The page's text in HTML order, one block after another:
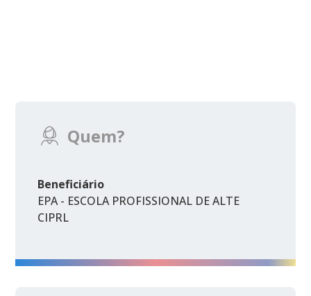
Quem?
Beneficiário
EPA - ESCOLA PROFISSIONAL DE ALTE
CIPRL